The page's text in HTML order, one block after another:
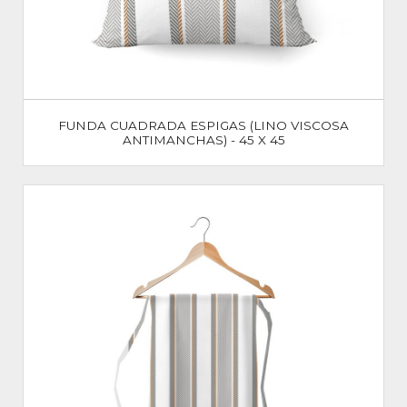
FUNDA CUADRADA ESPIGAS (LINO VISCOSA
ANTIMANCHAS) - 45 X 45